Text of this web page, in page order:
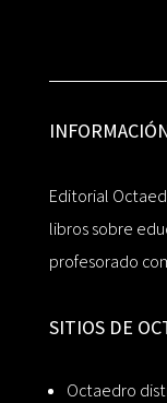
Editorial
libros sobre
profesorado
SITIOS DE
Octaedro